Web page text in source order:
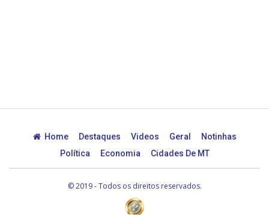
Home Destaques Videos Geral
Notinhas
Política
Economia Cidades De MT
© 2019 - Todos os direitos reservados.